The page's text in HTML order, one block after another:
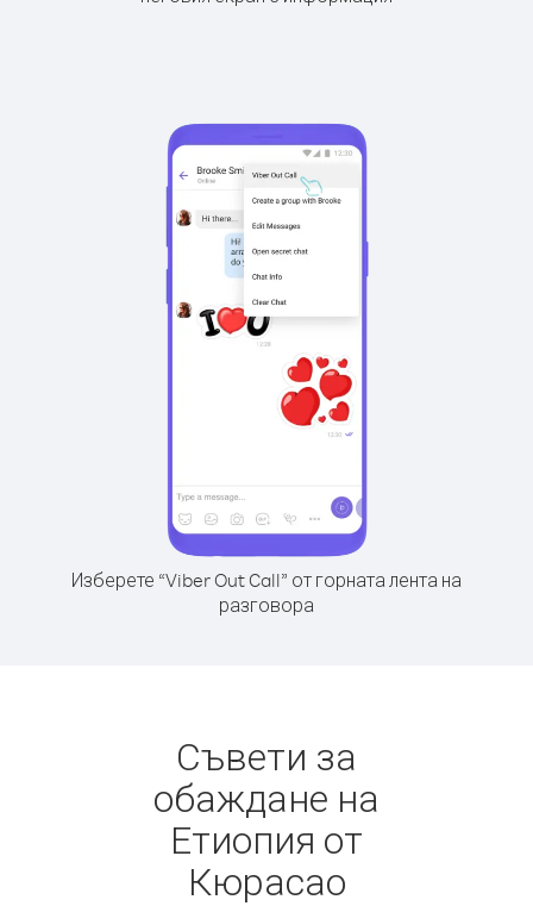
Изберете “Viber Out Call” от горната лента на
разговора
Съвети за
обаждане на
Етиопия от
Кюрасао